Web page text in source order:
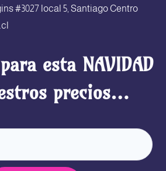
#3027 local 5, Santiago Centro
esta NAVIDAD
precios…